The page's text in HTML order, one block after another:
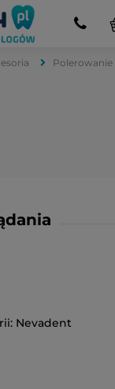
Polerowanie
Nevadent